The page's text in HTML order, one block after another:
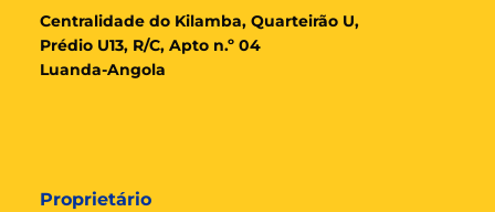
Centralidade do Kilamba, Quarteirão U,
Prédio U13, R/C, Apto n.º 04
Luanda-Angola
Proprietário